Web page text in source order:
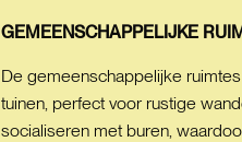
GEMEENSCHAPPELIJKE
De gemeenschappelijke
tuinen, perfect voor rustige
socialiseren met buren,